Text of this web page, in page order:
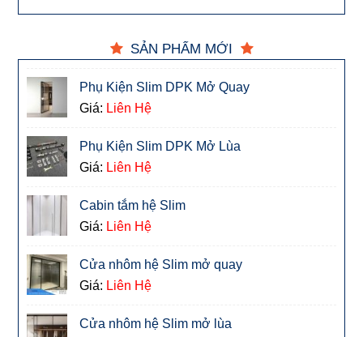
SẢN PHẨM MỚI
Phụ Kiện Slim DPK Mở Quay
Giá: Liên Hệ
Phụ Kiện Slim DPK Mở Lùa
Giá: Liên Hệ
Cabin tắm hệ Slim
Giá: Liên Hệ
Cửa nhôm hệ Slim mở quay
Giá: Liên Hệ
Cửa nhôm hệ Slim mở lùa